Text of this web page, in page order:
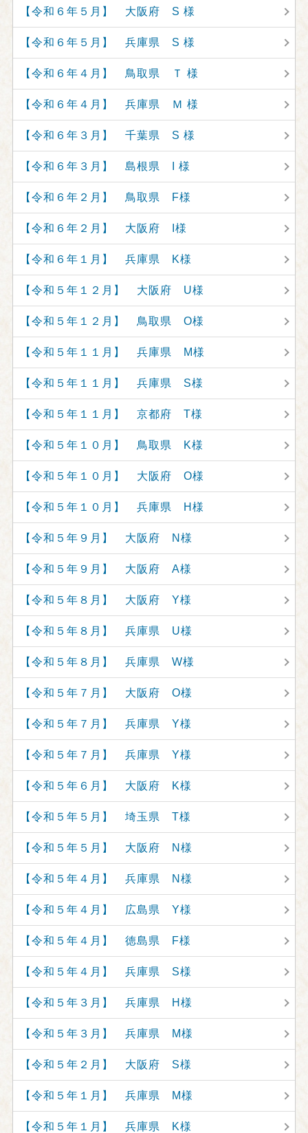
【令和６年５月】 大阪府 S 様
【令和６年５月】 兵庫県 S 様
【令和６年４月】 鳥取県 Ｔ 様
【令和６年４月】 兵庫県 Ｍ 様
【令和６年３月】 千葉県 S 様
【令和６年３月】 島根県 I 様
【令和６年２月】 鳥取県 F様
【令和６年２月】 大阪府 I様
【令和６年１月】 兵庫県 K様
【令和５年１２月】 大阪府 U様
【令和５年１２月】 鳥取県 O様
【令和５年１１月】 兵庫県 M様
【令和５年１１月】 兵庫県 S様
【令和５年１１月】 京都府 T様
【令和５年１０月】 鳥取県 K様
【令和５年１０月】 大阪府 O様
【令和５年１０月】 兵庫県 H様
【令和５年９月】 大阪府 N様
【令和５年９月】 大阪府 A様
【令和５年８月】 大阪府 Y様
【令和５年８月】 兵庫県 U様
【令和５年８月】 兵庫県 W様
【令和５年７月】 大阪府 O様
【令和５年７月】 兵庫県 Y様
【令和５年７月】 兵庫県 Y様
【令和５年６月】 大阪府 K様
【令和５年５月】 埼玉県 T様
【令和５年５月】 大阪府 N様
【令和５年４月】 兵庫県 N様
【令和５年４月】 広島県 Y様
【令和５年４月】 徳島県 F様
【令和５年４月】 兵庫県 S様
【令和５年３月】 兵庫県 H様
【令和５年３月】 兵庫県 M様
【令和５年２月】 大阪府 S様
【令和５年１月】 兵庫県 M様
【令和５年１月】 兵庫県 K様